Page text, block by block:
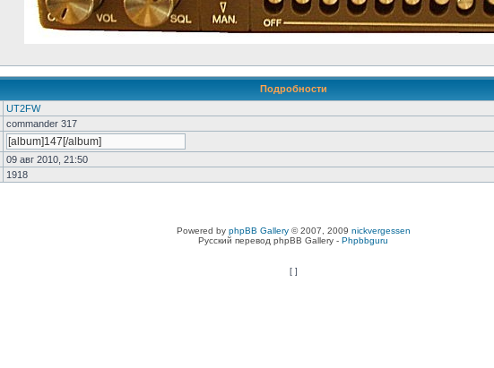
Подробности
UT2FW
commander 317
09 авг 2010, 21:50
1918
Powered by phpBB Gallery© 2007, 2009 nickvergessen
Русский перевод phpBB Gallery - Phpbbguru
[ ]